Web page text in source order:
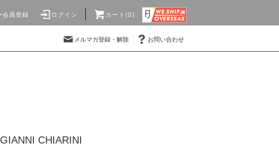
会員登録 ログイン カート(0)
メルマガ登録・解除 お問い合わせ
GIANNI CHIARINI